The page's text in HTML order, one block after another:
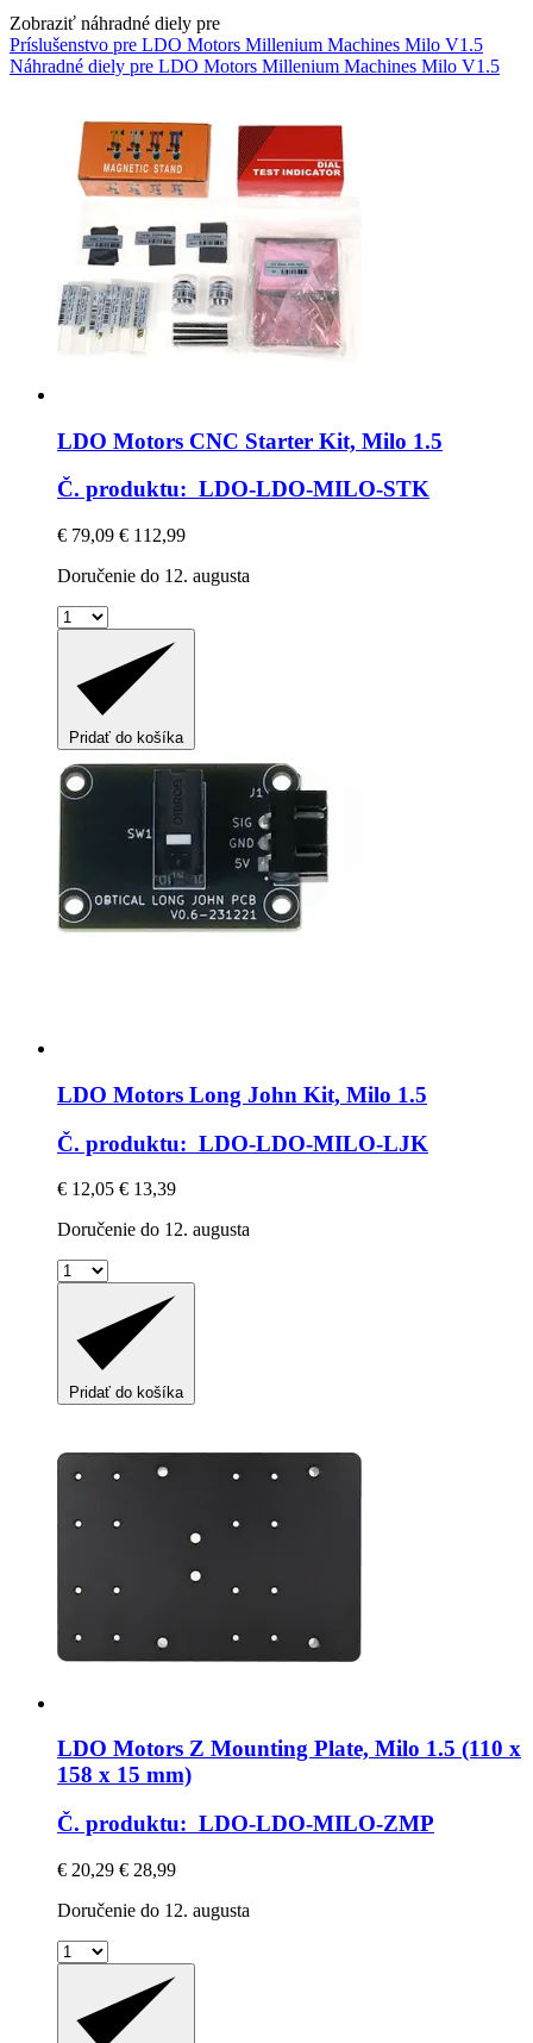
Zobraziť náhradné diely pre
Príslušenstvo pre LDO Motors Millenium Machines Milo V1.5
Náhradné diely pre LDO Motors Millenium Machines Milo V1.5
LDO Motors CNC Starter Kit, Milo 1.5
Č. produktu: LDO-LDO-MILO-STK
€ 79,09 € 112,99
Doručenie do 12. augusta
Pridať do košíka
LDO Motors Long John Kit, Milo 1.5
Č. produktu: LDO-LDO-MILO-LJK
€ 12,05 € 13,39
Doručenie do 12. augusta
Pridať do košíka
LDO Motors Z Mounting Plate, Milo 1.5 (110 x
158 x 15 mm)
Č. produktu: LDO-LDO-MILO-ZMP
€ 20,29 € 28,99
Doručenie do 12. augusta